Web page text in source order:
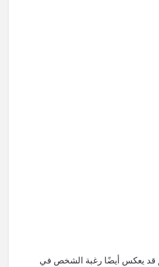
قد يعكس أيضًا رغبة الشخص في